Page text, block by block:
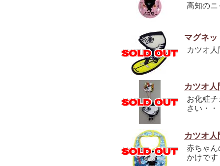
高知の
マグネ
カツオ
カツオ
お化粧
さい・・
カツオ
赤ちゃ
かけです